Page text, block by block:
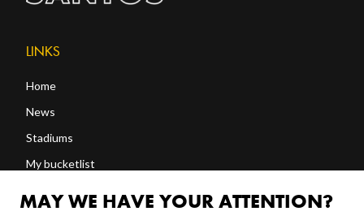
LINKS
Home
News
Stadiums
My bucketlist
MAY WE HAVE YOUR ATTENTION?